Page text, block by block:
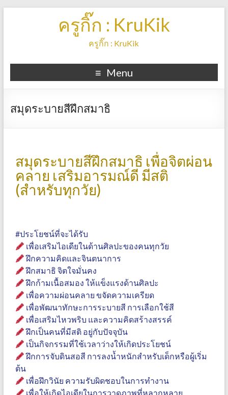
ครูกิ๊ก : KruKik
ครูกิ๊ก : KruKik
Menu
สมุดระบายสีฝึกสมาธิ
สมุดระบายสีฝึกสมาธิ เพื่อจิตผ่อน
คลาย เสริมอารมณ์ดี มีสติ
(สำหรับทุกวัย)
#ประโยชน์ที่จะได้รับ
เพื่อเสริมไอเดียในด้านศิลปะของคนทุกวัย
ฝึกความคิดและจินตนาการ
ฝึกสมาธิ จิตใจมั่นคง
ฝึกก้ามเนื้อสมอง ให้แข็งแรงด้านศิลปะ
เพื่อความผ่อนคลาย ขจัดความเครียด
เพื่อพัฒนาทักษะการระบายสี การเลือกใช้สี
เพื่อเสริมไหวพริบ และความคิดสร้างสรรค์
ฝึกเป็นคนที่มีสติ อยู่กับปัจจุบัน
เป็นกิจกรรมที่ใช้เวลาว่างให้เกิดประโยชน์
ฝึกการจับดินสอสี การลงน้ำหนักสำหรับเด็กหรือผู้เริ่ม
ต้น
เพื่อฝึกวินัย ความรับผิดชอบในการทำงาน
เพื่อให้เกิดไอเดียในการวาดภาพที่หลากหลาย